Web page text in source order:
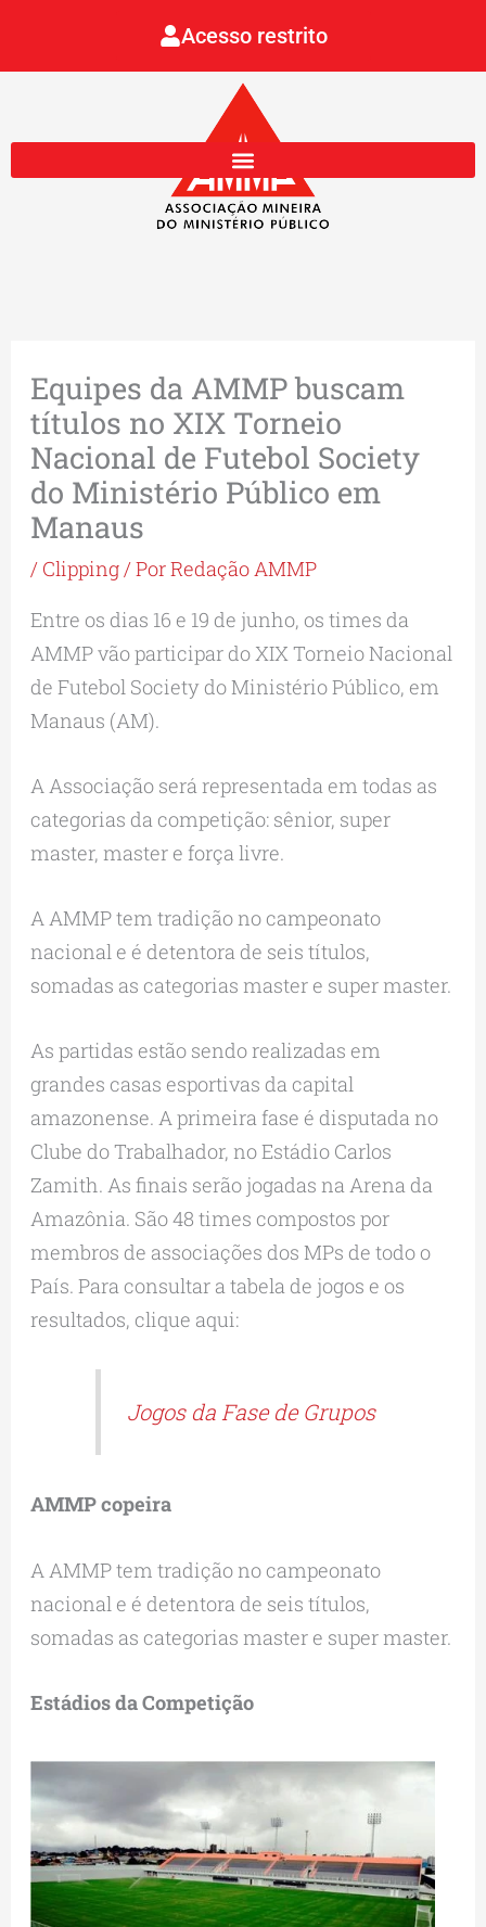
Acesso restrito
Equipes da AMMP buscam
títulos no XIX Torneio
Nacional de Futebol Society
do Ministério Público em
Manaus
/ Clipping/ PorRedação AMMP
Entre os dias 16 e 19 de junho, os times da
AMMP vão participar do XIX Torneio Nacional
de Futebol Society do Ministério Público, em
Manaus (AM).
A Associação será representada em todas as
categorias da competição: sênior, super
master, master e força livre.
A AMMP tem tradição no campeonato
nacional e é detentora de seis títulos,
somadas as categorias master e super master.
As partidas estão sendo realizadas em
grandes casas esportivas da capital
amazonense. A primeira fase é disputada no
Clube do Trabalhador, no Estádio Carlos
Zamith. As finais serão jogadas na Arena da
Amazônia. São 48 times compostos por
membros de associações dos MPs de todo o
País. Para consultar a tabela de jogos e os
resultados, clique aqui:
Jogos da Fase de Grupos
AMMP copeira
A AMMP tem tradição no campeonato
nacional e é detentora de seis títulos,
somadas as categorias master e super master.
Estádios da Competição